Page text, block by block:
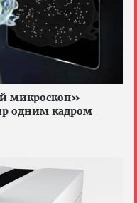
микроскоп»
одним кадром